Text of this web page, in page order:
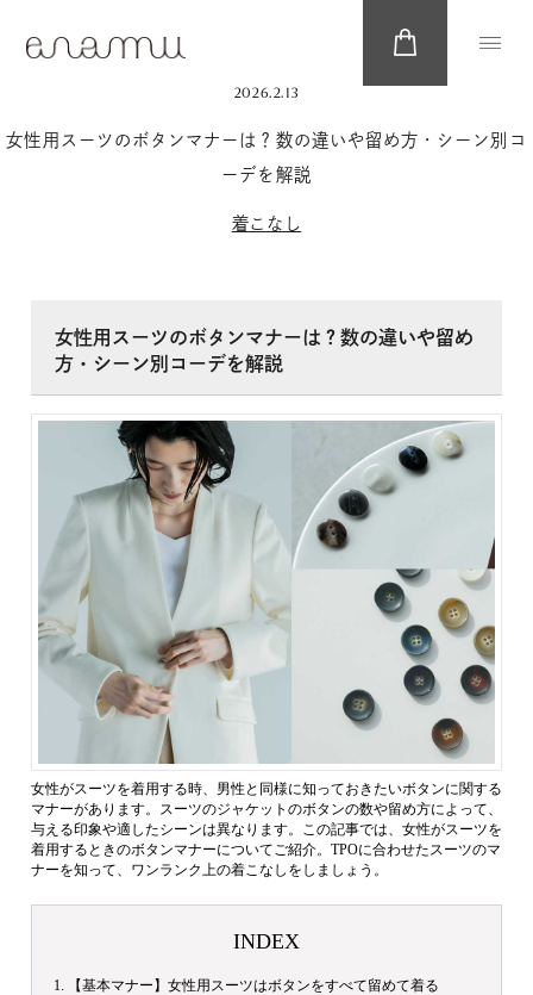
2026.2.13
女性用スーツのボタンマナーは？数の違いや留め方・シーン別コ
ーデを解説
着こなし
女性用スーツのボタンマナーは？数の違いや留め
方・シーン別コーデを解説
女性がスーツを着用する時、男性と同様に知っておきたいボタンに関する
マナーがあります。スーツのジャケットのボタンの数や留め方によって、
与える印象や適したシーンは異なります。この記事では、女性がスーツを
着用するときのボタンマナーについてご紹介。TPOに合わせたスーツのマ
ナーを知って、ワンランク上の着こなしをしましょう。
INDEX
【基本マナー】女性用スーツはボタンをすべて留めて着る